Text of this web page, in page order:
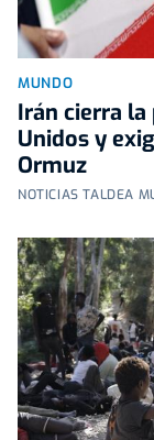
MUNDO
Irán cierra
Unidos y
Ormuz
NOTICIAS TALDEA